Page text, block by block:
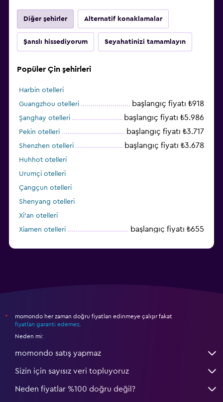
Diğer şehirler Alternatif konaklamalar
Şanslı hissediyorum Seyahatinizi tamamlayın
Popüler Çin şehirleri
Harbin otelleri
Guangzhou otelleri
başlangıç fiyatı ₺918
Şanghay otelleri başlangıç fiyatı ₺5.986
Pekin otelleri başlangıç fiyatı ₺3.717
Shenzhen otelleri başlangıç fiyatı ₺3.678
Huhhot otelleri
Urumçi otelleri
Çangçun otelleri
Shenyang otelleri
Xi'an otelleri
Xiamen otelleri
başlangıç fiyatı ₺655
*
momondo her zaman doğru fiyatları edinmeye çalışır fakat
fiyatları garanti edemez
Neden mi:
momondo satış yapmaz
Sizin için sayısız veri topluyoruz
Neden fiyatlar %100 doğru değil?